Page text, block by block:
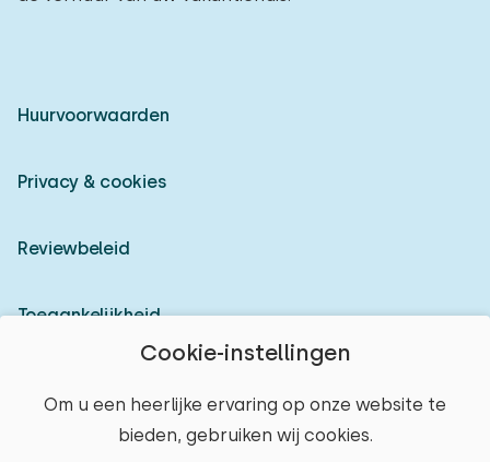
Cookie-instellingen
Om u een heerlijke ervaring op onze website te
bieden, gebruiken wij cookies.
Huurvoorwaarden
Privacy & cookies
Reviewbeleid
Toegankelijkheid
© 2026 Heerlijke Huisjes (geregistreerd merk)